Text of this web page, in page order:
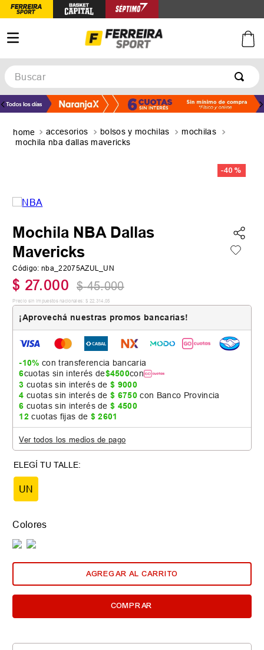
Buscar
TÉRMINOS MÁS BUSCADOS
2.
zapatillas
5. zapatillas adidas
accesorios bolsos y mochilas
mochilas
mochila nba dallas mavericks
-40 %
Mochila NBA Dallas
Mavericks
Código: nba_22075AZUL_UN
$ 27.000 $ 45.000
Precio sin impuestos nacionales: $ 22.314 ,05
¡Aprovechá nuestras promos bancarias!
-10% con transferencia bancaria
6cuotas sin interés de$4500con
3 cuotas sin interés de$ 9000
4 cuotas sin interés de$ 6750 con Banco Provincia
6 cuotas sin interés de$ 4500
12 cuotas fijas de $ 2601
Ver todos los medios de pago
UN
Colores
AGREGAR AL CARRITO
COMPRAR